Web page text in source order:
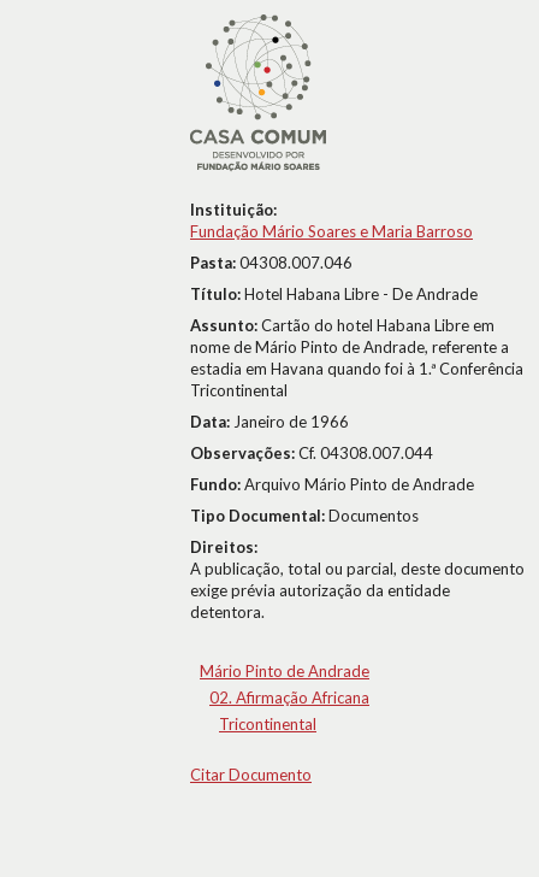
Instituição:
Fundação Mário Soares e Maria Barroso
Pasta:04308.007.046
Título:Hotel Habana Libre - De Andrade
Assunto:Cartão do hotel Habana Libre em
nome de Mário Pinto de Andrade, referente a
estadia em Havana quando foi à 1.ª Conferência
Tricontinental
Data: Janeiro de 1966
Observações:Cf. 04308.007.044
Fundo:Arquivo Mário Pinto de Andrade
Tipo Documental:Documentos
Direitos:
A publicação, total ou parcial, deste documento
exige prévia autorização da entidade
detentora.
Mário Pinto de Andrade
02. Afirmação Africana
Tricontinental
Citar Documento